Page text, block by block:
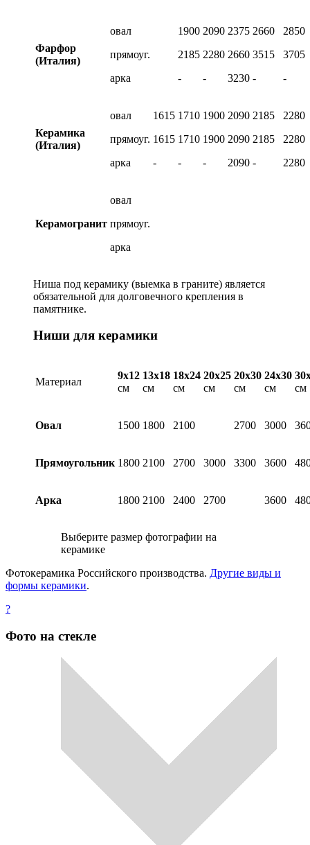
Фарфор
(Италия)
овал
прямоуг.
арка
1900
2185
-
2090
2280
-
2375
2660
3230
2660
3515
-
2850
3705
-
Керамика
(Италия)
овал
прямоуг.
арка
1615
1615
-
1710
1710
-
1900
1900
-
2090
2090
2090
2185
2185
-
2280
2280
2280
Керамогранит
овал
прямоуг.
арка
Ниша под керамику (выемка в граните) является
обязательной для долговечного крепления в
памятнике.
Ниши для керамики
Материал
9х12
см
13х18
см
18х24
см
20х25
см
20х30
см
24х30
см
см
Овал 1500 1800 2100 2700 3000
Прямоугольник 1800 2100 2700 3000 3300 3600
Арка 1800 2100 2400 2700 3600
Выберите размер фотографии на
керамике
Фотокерамика Российского производства. Другие виды и
формы керамики.
?
Фото на стекле